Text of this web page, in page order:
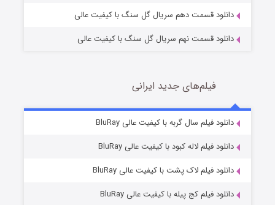
قسمت6 (زیرنویس) منتشر شد
دانلود قسمت دهم سریال گل سنگ با کیفیت عالی
دانلود قسمت نهم سریال گل سنگ با کیفیت عالی
فیلم‌های جدید ایرانی
دانلود فیلم سال گربه با کیفیت عالی BluRay
دانلود فیلم لاله کبود با کیفیت عالی BluRay
دانلود فیلم لاک پشت با کیفیت عالی BluRay
دانلود فیلم کج‌ پیله با کیفیت عالی BluRay